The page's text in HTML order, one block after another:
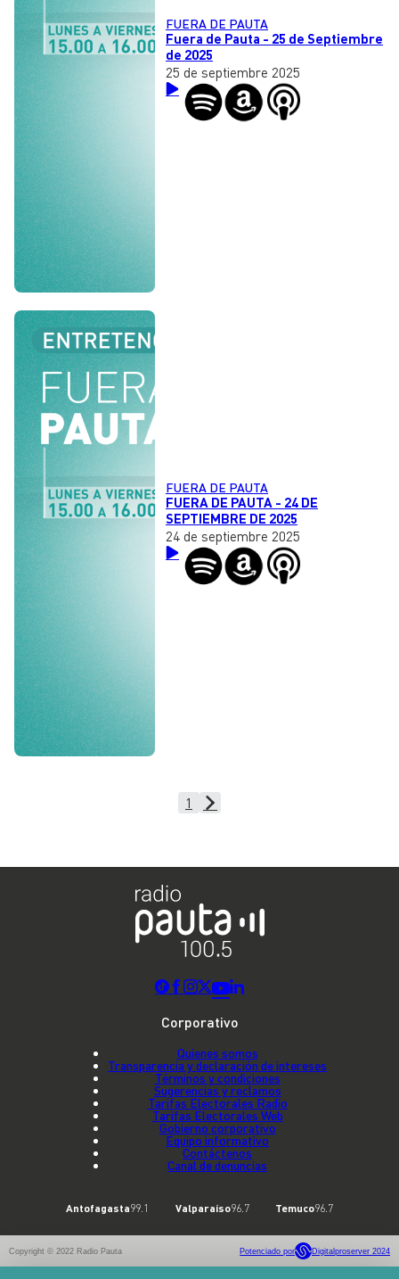
FUERA DE PAUTA
Fuera de Pauta - 25 de Septiembre
de 2025
25 de septiembre 2025
FUERA DE PAUTA
FUERA DE PAUTA - 24 DE
SEPTIEMBRE DE 2025
24 de septiembre 2025
1
Corporativo
Quienes somos
Transparencia y declaración de intereses
Términos y condiciones
Sugerencias y reclamos
Tarifas Electorales Radio
Tarifas Electorales Web
Gobierno corporativo
Equipo informativo
Contáctenos
Canal de denuncias
Antofagasta99.1 Valparaíso96.7 Temuco96.7
Copyright © 2022 Radio Pauta Potenciado por Digitalproserver 2024